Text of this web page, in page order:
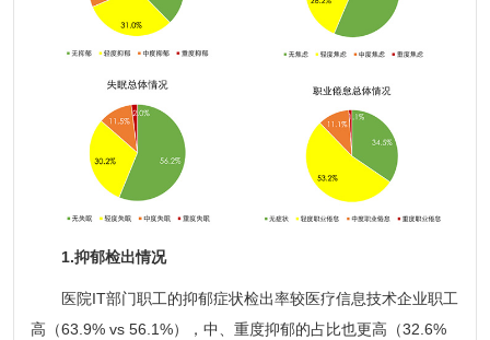
1.抑郁检出情况
医院IT部门职工的抑郁症状检出率较医疗信息技术企业职工
高（63.9% vs 56.1%），中、重度抑郁的占比也更高（32.6%